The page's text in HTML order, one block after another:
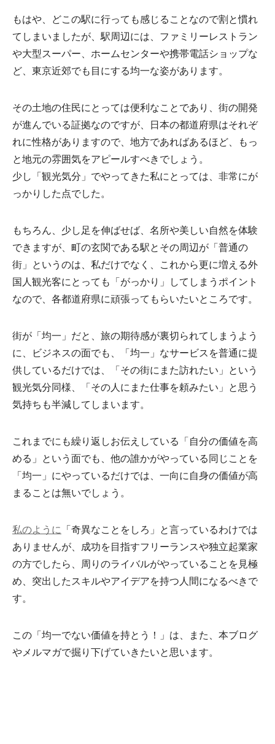
もはや、どこの駅に行っても感じることなので割と慣れ
てしまいましたが、駅周辺には、ファミリーレストラン
や大型スーパー、ホームセンターや携帯電話ショップな
ど、東京近郊でも目にする均一な姿があります。
その土地の住民にとっては便利なことであり、街の開発
が進んでいる証拠なのですが、日本の都道府県はそれぞ
れに性格がありますので、地方であればあるほど、もっ
と地元の雰囲気をアピールすべきでしょう。
少し「観光気分」でやってきた私にとっては、非常にが
っかりした点でした。
もちろん、少し足を伸ばせば、名所や美しい自然を体験
できますが、町の玄関である駅とその周辺が「普通の
街」というのは、私だけでなく、これから更に増える外
国人観光客にとっても「がっかり」してしまうポイント
なので、各都道府県に頑張ってもらいたいところです。
街が「均一」だと、旅の期待感が裏切られてしまうよう
に、ビジネスの面でも、「均一」なサービスを普通に提
供しているだけでは、「その街にまた訪れたい」という
観光気分同様、「その人にまた仕事を頼みたい」と思う
気持ちも半減してしまいます。
これまでにも繰り返しお伝えしている「自分の価値を高
める」という面でも、他の誰かがやっている同じことを
「均一」にやっているだけでは、一向に自身の価値が高
まることは無いでしょう。
私のように 「奇異なことをしろ」と言っているわけでは
ありませんが、成功を目指すフリーランスや独立起業家
の方でしたら、周りのライバルがやっていることを見極
め、突出したスキルやアイデアを持つ人間になるべきで
す。
この「均一でない価値を持とう！」は、また、本ブログ
やメルマガで掘り下げていきたいと思います。